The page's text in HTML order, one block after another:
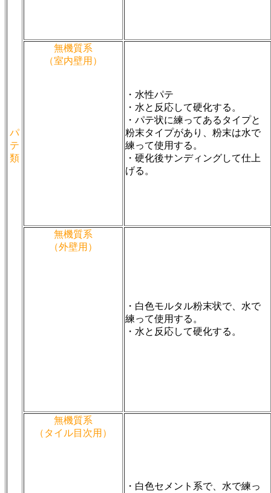
パ
テ
類
無機質系
（室内壁用）
・水性パテ
・水と反応して硬化する。
・パテ状に練ってあるタイプと
粉末タイプがあり、粉末は水で
練って使用する。
・硬化後サンディングして仕上
げる。
無機質系
（外壁用）
・白色モルタル粉末状で、水で
練って使用する。
・水と反応して硬化する。
無機質系
（タイル目次用）
・白色セメント系で、水で練っ